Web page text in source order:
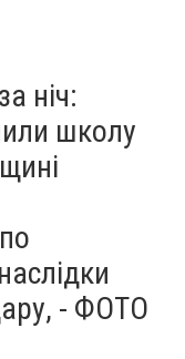
ніч:
школу
- ФОТО